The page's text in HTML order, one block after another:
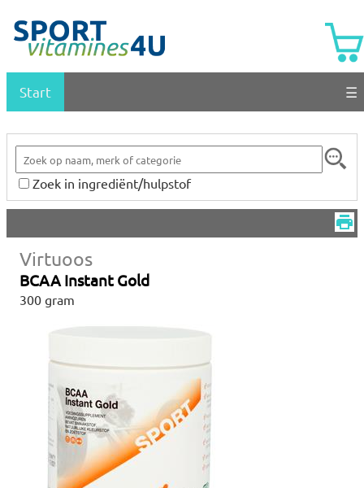
Start ☰
Zoek in ingrediënt/hulpstof
Virtuoos
BCAA Instant Gold
300 gram